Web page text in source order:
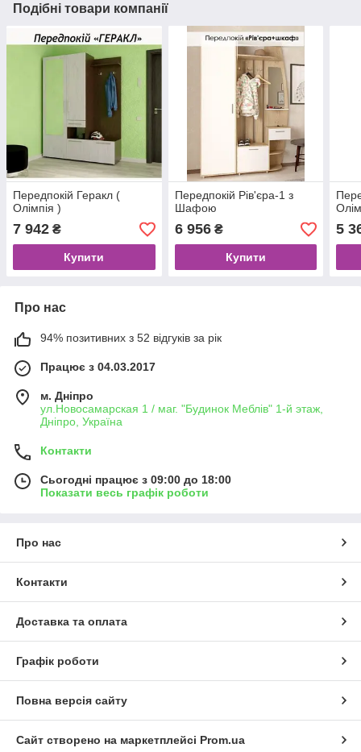
Подібні товари компанії
Передпокій Геракл (
Олімпія )
7 942 ₴
Купити
Передпокій Рів'єра-1 з
Шафою
6 956₴
Купити
5
Про нас
94% позитивних з 52 відгуків за рік
Працює з 04.03.2017
м. Дніпро
ул.Новосамарская 1 / маг. "Будинок Меблiв" 1-й этаж,
Дніпро, Україна
Контакти
Сьогодні працює з 09:00 до 18:00
Показати весь графік роботи
Про нас
Контакти
Доставка та оплата
Графік роботи
Повна версія сайту
Сайт створено на маркетплейсі Prom.ua